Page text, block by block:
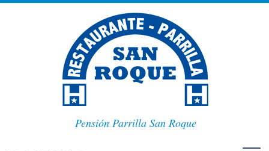
Pensión Parrilla San Roque